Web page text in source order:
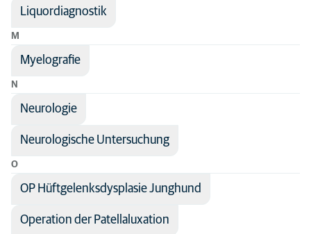
Liquordiagnostik
M
Myelografie
N
Neurologie
Neurologische Untersuchung
O
OP Hüftgelenksdysplasie Junghund
Operation der Patellaluxation